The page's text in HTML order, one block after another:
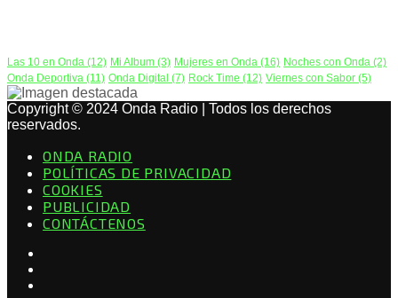
Las 10 en Onda (12) Mi Album (3) Mujeres en Onda (16) Noches con Onda (2)
Onda Deportiva (11) Onda Digital (7) Rock Time (12) Viernes con Sabor (5)
Copyright © 2024 Onda Radio | Todos los derechos
reservados.
ONDA RADIO
POLÍTICAS DE PRIVACIDAD
COOKIES
PUBLICIDAD
CONTÁCTENOS